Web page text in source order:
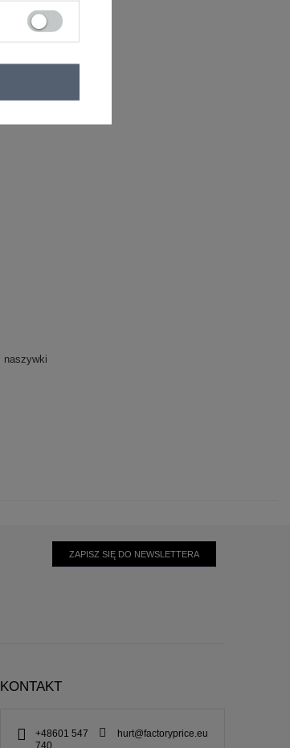
naszywki
ZAPISZ SIĘ DO NEWSLETTERA
KONTAKT
+48601 547
740
hurt@factoryprice.eu